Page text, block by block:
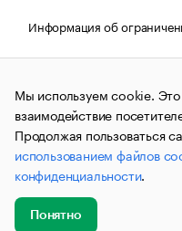
Информация об
Правовая информация
© АО
и материалы
(зарегистрировано
связи, информационных
коммуникаций
№ФС77-63848)
публикации могут
не предназначенную для
до 18 лет.
Мы используем cookie. Это
взаимодействие
Продолжая пользоваться
использованием файлов
конфиденциальности.
Понятно